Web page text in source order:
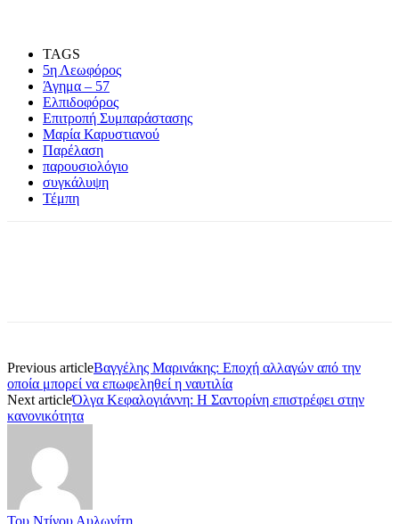
TAGS
5η Λεωφόρος
Άγημα – 57
Ελπιδοφόρος
Επιτροπή Συμπαράστασης
Μαρία Καρυστιανού
Παρέλαση
παρουσιολόγιο
συγκάλυψη
Τέμπη
Previous articleΒαγγέλης Μαρινάκης: Εποχή αλλαγών από την
οποία μπορεί να επωφεληθεί η ναυτιλία
Next articleΌλγα Κεφαλογιάννη: Η Σαντορίνη επιστρέφει στην
κανονικότητα
Του Ντίνου Αυλωνίτη